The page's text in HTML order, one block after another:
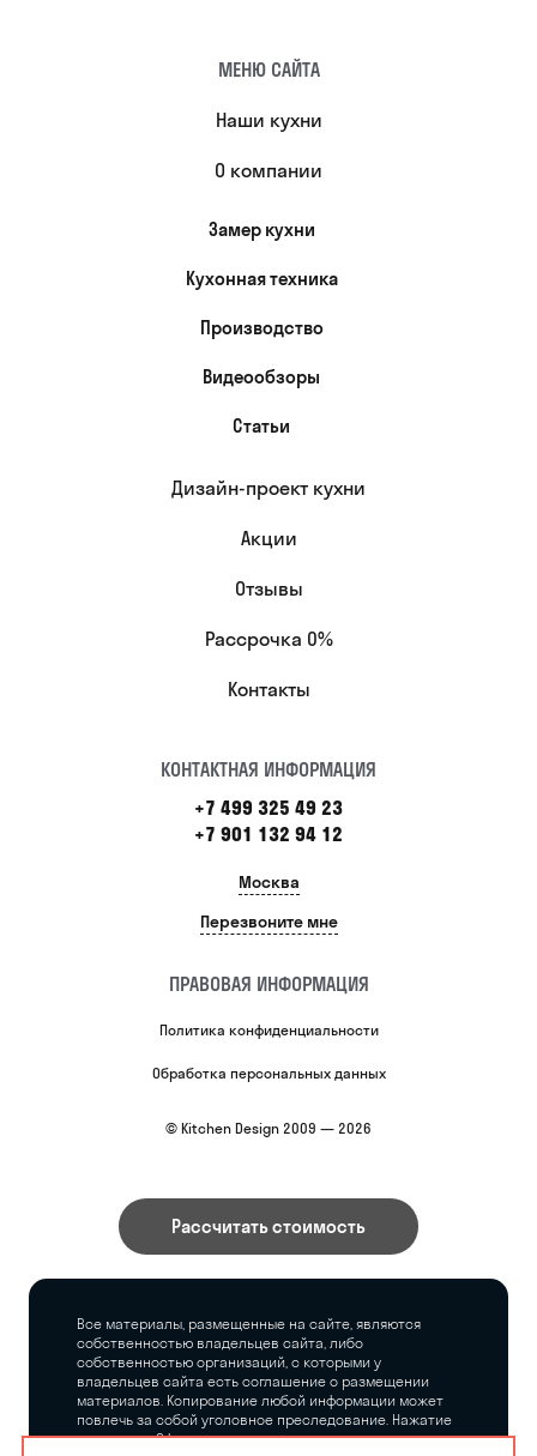
МЕНЮ САЙТА
Наши кухни
О компании
Замер кухни
Кухонная техника
Производство
Видеообзоры
Статьи
Дизайн-проект кухни
Акции
Отзывы
Рассрочка 0%
Контакты
КОНТАКТНАЯ ИНФОРМАЦИЯ
+7 499 325 49 23
+7 901 132 94 12
Москва
Перезвоните мне
ПРАВОВАЯ ИНФОРМАЦИЯ
Политика конфиденциальности
Обработка персональных данных
© Kitchen Design 2009 — 2026
Рассчитать стоимость
Все материалы, размещенные на сайте, являются
собственностью владельцев сайта, либо
собственностью организаций, с которыми у
владельцев сайта есть соглашение о размещении
материалов. Копирование любой информации может
повлечь за собой уголовное преследование. Нажатие
на кнопку «Оформить заказ», а также последующее